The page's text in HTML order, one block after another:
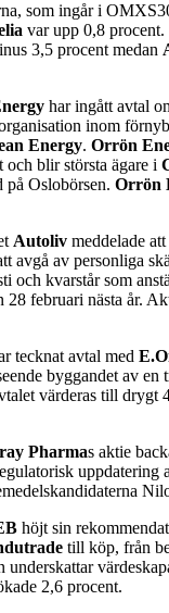
som ingår i
var upp 0,8
3,5 procent medan
har ingått avtal
inom
Energy. Orrön
och blir största ägare i
på Oslobörsen. Orrön
Autoliv meddelade
avgå av personliga
och kvarstår som
februari nästa år.
tecknat avtal med
byggandet av en
värderas till drygt
Pharmas aktie
uppdatering
höjt sin
till köp, från
underskattar
2,6 procent.